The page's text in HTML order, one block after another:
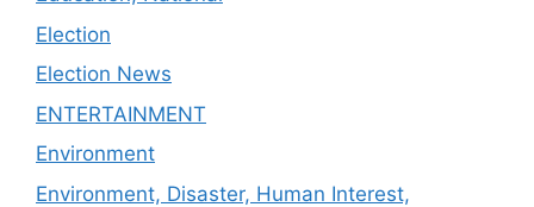
Election
Election News
ENTERTAINMENT
Environment
Environment, Disaster, Human Interest,